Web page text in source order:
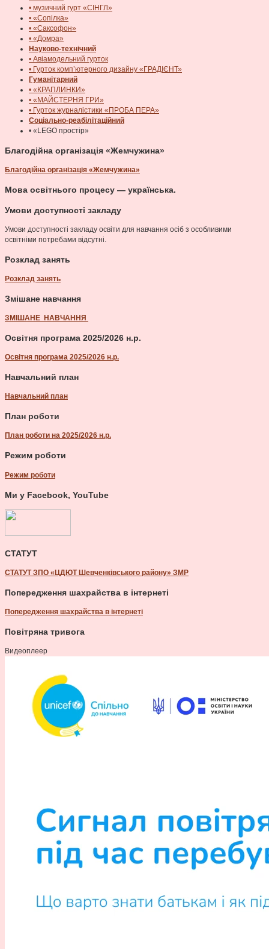
• музичний гурт «СІНГЛ»
• «Сопілка»
• «Саксофон»
• «Домра»
Науково-технічний
• Авіамодельний гурток
• Гурток комп’ютерного дизайну «ГРАДІЄНТ»
Гуманітарний
• «КРАПЛИНКИ»
• «МАЙСТЕРНЯ ГРИ»
• Гурток журналістики «ПРОБА ПЕРА»
Соціально-реабілітаційний
• «LEGO простір»
Благодійна організація «Жемчужина»
Благодійна організація «Жемчужина»
Мова освітнього процесу — українська.
Умови доступності закладу
Умови доступності закладу освіти для навчання осіб з особливими
освітніми потребами відсутні.
Розклад занять
Розклад занять
Змішане навчання
ЗМІШАНЕ НАВЧАННЯ
Освітня програма 2025/2026 н.р.
Освітня програма 2025/2026 н.р.
Навчальний план
Навчальний план
План роботи
План роботи на 2025/2026 н.р.
Режим роботи
Режим роботи
Ми у Facebook, YouTube
СТАТУТ
СТАТУТ ЗПО «ЦДЮТ Шевченківського району» ЗМР
Попередження шахрайства в інтернеті
Попередження шахрайства в інтернеті
Повітряна тривога
Видеоплеер